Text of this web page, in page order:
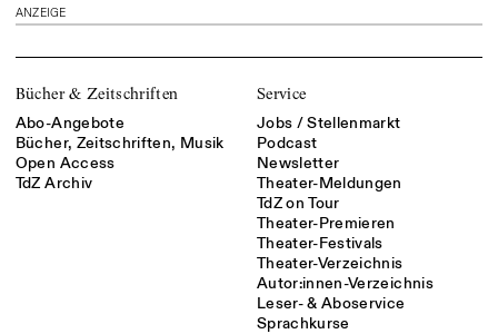
ANZEIGE
Bücher & Zeitschriften
Abo-Angebote
Bücher, Zeitschriften, Musik
Open Access
TdZ Archiv
Service
Jobs / Stellenmarkt
Podcast
Newsletter
Theater-Meldungen
TdZ on Tour
Theater-Premieren
Theater-Festivals
Theater-Verzeichnis
Autor:innen-Verzeichnis
Leser- & Aboservice
Sprachkurse